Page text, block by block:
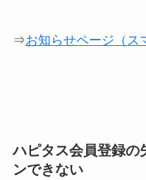
⇒お知らせページ（ス
ハピタス会員登録の
ンできない